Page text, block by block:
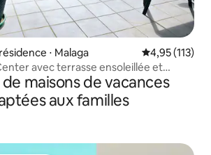
⋅ Malaga Évaluation
4,95 (113)
avec terrasse ensoleillée et
maisons de vacances
aux familles